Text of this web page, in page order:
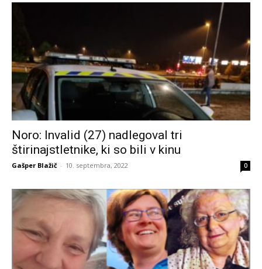
Noro: Invalid (27) nadlegoval tri
štirinajstletnike, ki so bili v kinu
Gašper Blažič - 10. septembra, 2022 0